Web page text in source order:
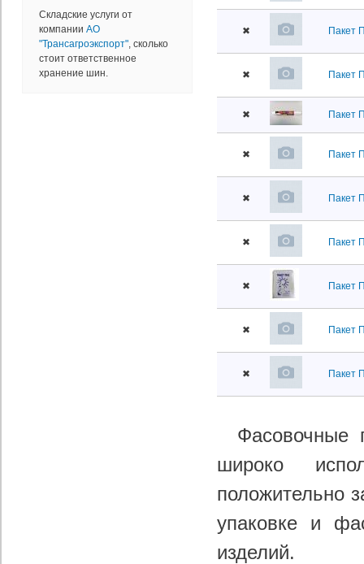
Складские услуги от
компании АО
"Трансагроэкспорт", сколько
стоит ответственное
хранение шин.
✖ Пакет
✖ Пакет
✖ Пакет
✖ Пакет
✖ Пакет
✖ Пакет
✖ Пакет
✖ Пакет
✖ Пакет
Фасовочные
широко
положительно
упаковке и
изделий.